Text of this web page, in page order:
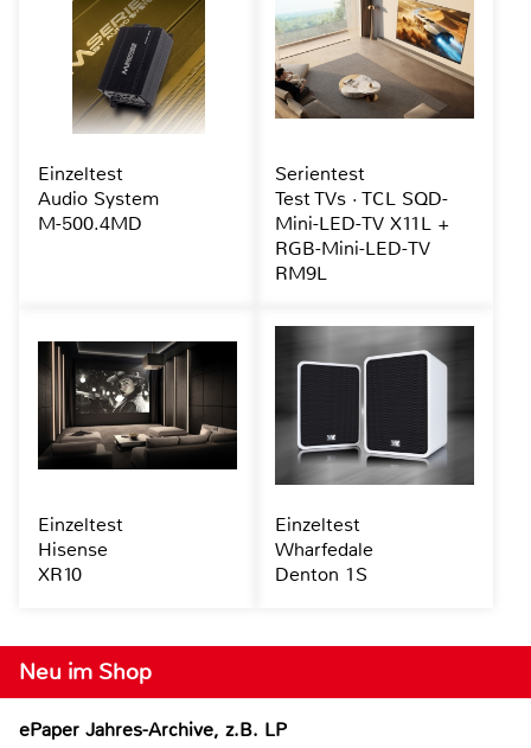
Neu im Shop
ePaper Jahres-Archive, z.B. LP
Einzeltest
Audio System
M-500.4MD
Serientest
Test TVs · TCL SQD-
Mini-LED-TV X11L +
RGB-Mini-LED-TV
RM9L
Einzeltest
Hisense
XR10
Einzeltest
Wharfedale
Denton 1S